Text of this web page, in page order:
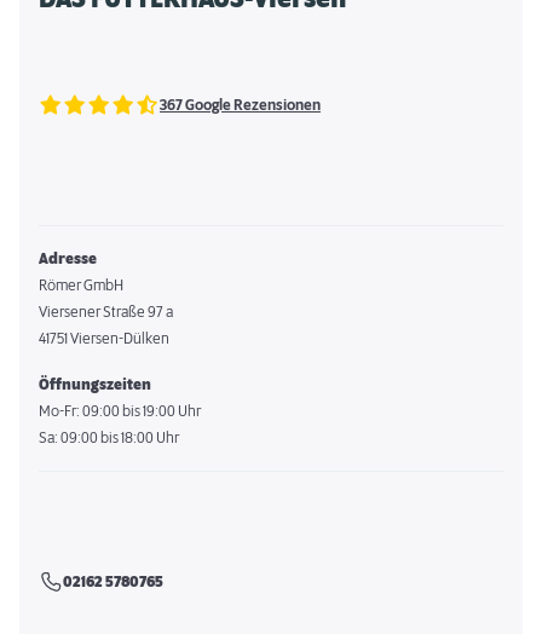
367 Google Rezensionen
Adresse
Römer GmbH
Viersener Straße 97 a
41751 Viersen-Dülken
Öffnungszeiten
Mo-Fr: 09:00 bis 19:00 Uhr
Sa: 09:00 bis 18:00 Uhr
02162 5780765